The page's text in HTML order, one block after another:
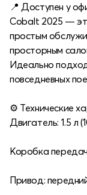
📍 Доступен у
Cobalt 2025 —
простым
просторным
Идеально
повседневных
⚙️ Технические
Двигатель: 1.5 л
Коробка
Привод: